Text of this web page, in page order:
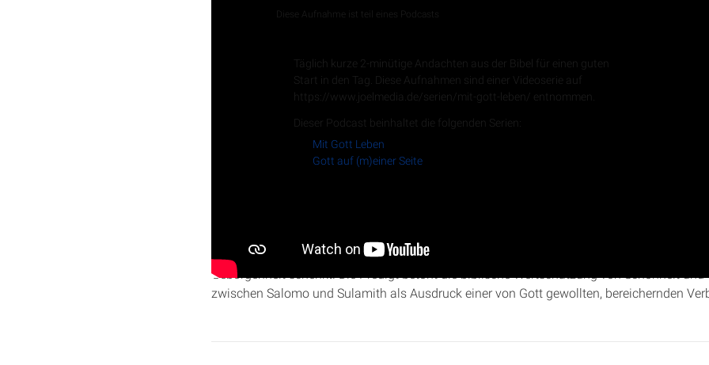
Diese Aufnahme ist teil eines Podcasts
Täglich kurze 2-minütige Andachten aus der Bibel für einen guten
Start in den Tag. Diese Aufnahmen sind einer Videoserie auf
https://www.joelmedia.de/serien/mit-gott-leben/ entnommen.
Dieser Podcast beinhaltet die folgenden Serien:
Mit Gott Leben
Gott auf (m)einer Seite
prunkvollen Hochzeitszug. Er zeigt auf, wie Gott die Ehe als heiliges Geschenk stiftet, das
Geborgenheit schenkt. Die Predigt betont die biblische Wertschätzung von Schönheit
zwischen Salomo und Sulamith als Ausdruck einer von Gott gewollten, bereichernden